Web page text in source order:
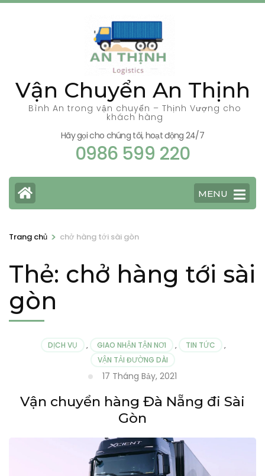
Bỏ
dungVận Chuyển An Thịnh
Bình An trong vận chuyển – Thịnh Vượng cho
khách hàng
Hãy gọi cho chúng tôi, hoạt động 24/7
0986 599 220
MENU
Trang chủ > chở hàng tới sài gòn
Thẻ: chở hàng tới sài
gòn
DỊCH VỤ , GIAO NHẬN TẬN NƠI , TIN TỨC
,
VẬN TẢI ĐƯỜNG DÀI
17 Tháng Bảy, 2021
Vận chuyển hàng Đà Nẵng đi Sài
Gòn